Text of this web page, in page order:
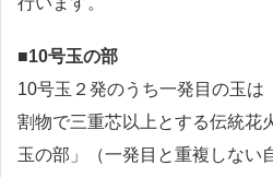
■10号玉の部
10号玉２発のうち一発目の玉は
割物で三重芯以上とする伝統花
玉の部」（一発目と重複しない